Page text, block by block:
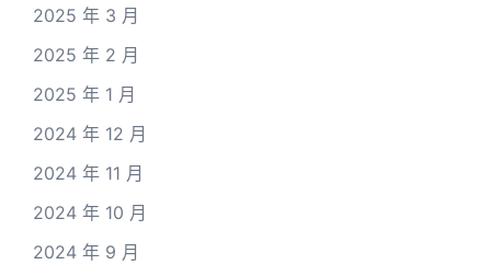
2025 年 3 月
2025 年 2 月
2025 年 1 月
2024 年 12 月
2024 年 11 月
2024 年 10 月
2024 年 9 月